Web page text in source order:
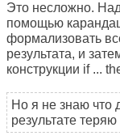
Это несложно.
помощью
формализовать
результата, и
конструкции if ...
Но я не знаю что
результате теряю